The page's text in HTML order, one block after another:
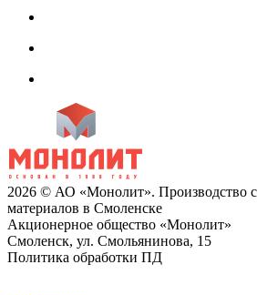
2026 © АО «Монолит». Производство
материалов в Смоленске
Акционерное общество «Монолит»
Смоленск, ул. Смольянинова, 15
Политика обработки ПД